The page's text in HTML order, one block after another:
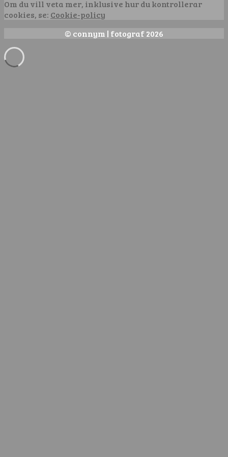
Om du vill veta mer, inklusive hur du kontrollerar
cookies, se: Cookie-policy
© connym | fotograf 2026